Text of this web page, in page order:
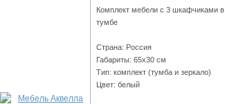
Комплект мебели с 3 шкафчиками в
тумбе
Страна: Россия
Габариты: 65х30 см
Тип: комплект (тумба и зеркало)
Цвет: белый